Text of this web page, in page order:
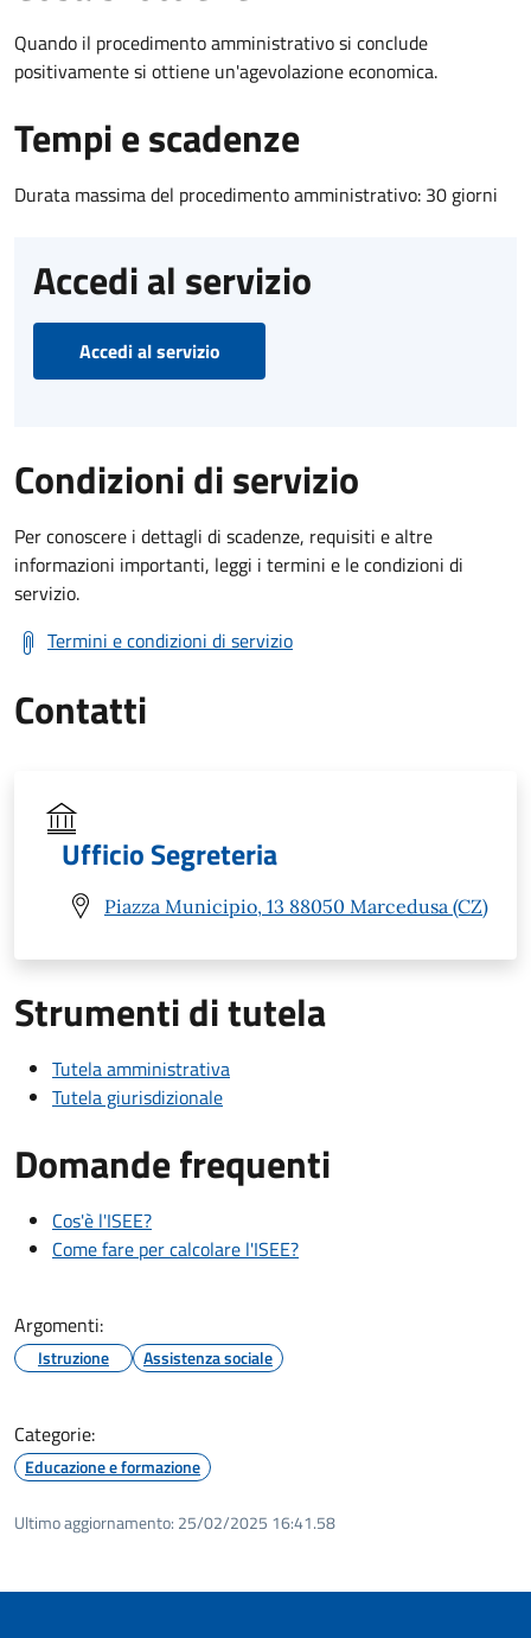
Quando il procedimento amministrativo si conclude
positivamente si ottiene un'agevolazione economica.
Tempi e scadenze
Durata massima del procedimento amministrativo: 30 giorni
Accedi al servizio
Accedi al servizio
Condizioni di servizio
Per conoscere i dettagli di scadenze, requisiti e altre
informazioni importanti, leggi i termini e le condizioni di
servizio.
Termini e condizioni di servizio
Contatti
Ufficio Segreteria
Piazza Municipio, 13 88050 Marcedusa (CZ)
Strumenti di tutela
Tutela amministrativa
Tutela giurisdizionale
Domande frequenti
Cos'è l'ISEE?
Come fare per calcolare l'ISEE?
Argomenti:
Istruzione Assistenza sociale
Categorie:
Educazione e formazione
Ultimo aggiornamento: 25/02/2025 16:41.58